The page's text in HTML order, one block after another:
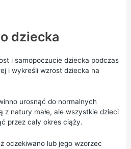
dziecka
i samopoczucie dziecka podczas
i wykreśli wzrost dziecka na
urosnąć do normalnych
z natury małe, ale wszystkie dzieci
przez cały okres ciąży.
oczekiwano lub jego wzorzec